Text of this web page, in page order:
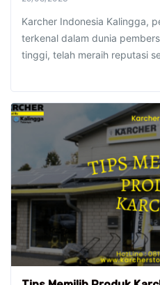
Karcher Indonesia Kalingga,
terkenal dalam dunia
tinggi, telah meraih reputasi